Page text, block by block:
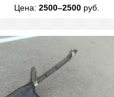
Цена: 2500–2500руб.